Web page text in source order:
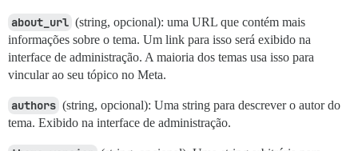
about_url (string, opcional): uma URL que contém mais
informações sobre o tema. Um link para isso será exibido na
interface de administração. A maioria dos temas usa isso para
vincular ao seu tópico no Meta.
authors (string, opcional): Uma string para descrever o autor do
tema. Exibido na interface de administração.